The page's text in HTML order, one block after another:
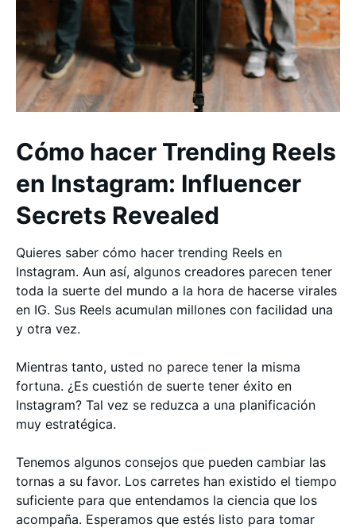
Cómo hacer Trending Reels
en Instagram: Influencer
Secrets Revealed
Quieres saber cómo hacer trending Reels en
Instagram. Aun así, algunos creadores parecen tener
toda la suerte del mundo a la hora de hacerse virales
en IG. Sus Reels acumulan millones con facilidad una
y otra vez.
Mientras tanto, usted no parece tener la misma
fortuna. ¿Es cuestión de suerte tener éxito en
Instagram? Tal vez se reduzca a una planificación
muy estratégica.
Tenemos algunos consejos que pueden cambiar las
tornas a su favor. Los carretes han existido el tiempo
suficiente para que entendamos la ciencia que los
acompaña. Esperamos que estés listo para tomar